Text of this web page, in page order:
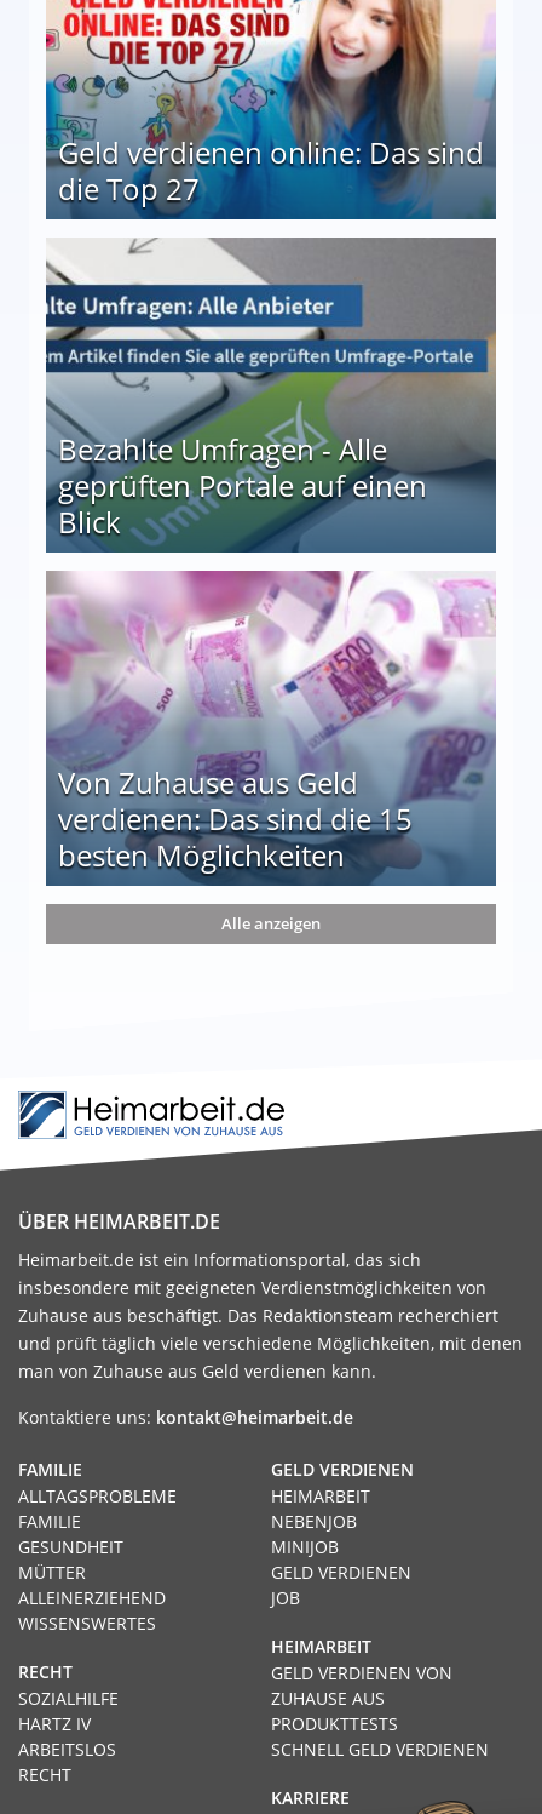
Geld verdienen online: Das sind
die Top 27
Bezahlte Umfragen - Alle
geprüften Portale auf einen
Blick
auf einen Blick
Von Zuhause aus Geld
verdienen: Das sind die 15
besten Möglichkeiten
die 15 besten Möglichkeiten
Alle anzeigen
ÜBER HEIMARBEIT.DE
Heimarbeit.de ist ein Informationsportal, das sich
insbesondere mit geeigneten Verdienstmöglichkeiten von
Zuhause aus beschäftigt. Das Redaktionsteam recherchiert
und prüft täglich viele verschiedene Möglichkeiten, mit denen
man von Zuhause aus Geld verdienen kann.
Kontaktiere uns: kontakt@heimarbeit.de
GELD VERDIENEN
HEIMARBEIT
NEBENJOB
MINIJOB
GELD VERDIENEN
JOB
HEIMARBEIT
GELD VERDIENEN VON
ZUHAUSE AUS
PRODUKTTESTS
SCHNELL GELD VERDIENEN
KARRIERE
FAMILIE
ALLTAGSPROBLEME
FAMILIE
GESUNDHEIT
MÜTTER
ALLEINERZIEHEND
WISSENSWERTES
RECHT
SOZIALHILFE
HARTZ IV
ARBEITSLOS
RECHT